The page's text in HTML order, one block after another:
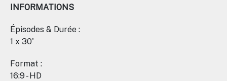
INFORMATIONS
Épisodes & Durée :
1 x 30'
Format :
16:9 - HD